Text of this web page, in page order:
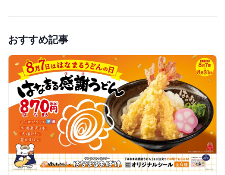
おすすめ記事